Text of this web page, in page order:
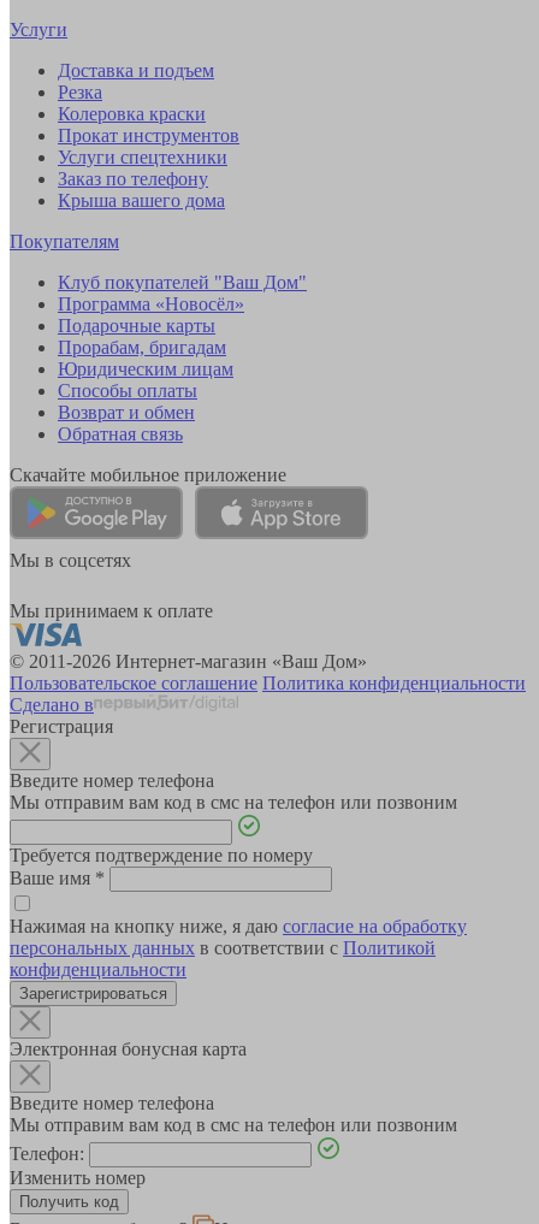
Услуги
Доставка и подъем
Резка
Колеровка краски
Прокат инструментов
Услуги спецтехники
Заказ по телефону
Крыша вашего дома
Покупателям
Клуб покупателей "Ваш Дом"
Программа «Новосёл»
Подарочные карты
Прорабам, бригадам
Юридическим лицам
Способы оплаты
Возврат и обмен
Обратная связь
Скачайте мобильное приложение
Мы в соцсетях
Мы принимаем к оплате
© 2011-2026 Интернет-магазин «Ваш Дом»
Пользовательское соглашение Политика конфиденциальности
Сделано в
Регистрация
Введите номер телефона
Мы отправим вам код в смс на телефон или позвоним
Требуется подтверждение по номеру
Ваше имя *
Нажимая на кнопку ниже, я даю согласие на обработку
персональных данных в соответствии с Политикой
конфиденциальности
Зарегистрироваться
Электронная бонусная карта
Введите номер телефона
Мы отправим вам код в смс на телефон или позвоним
Телефон:
Изменить номер